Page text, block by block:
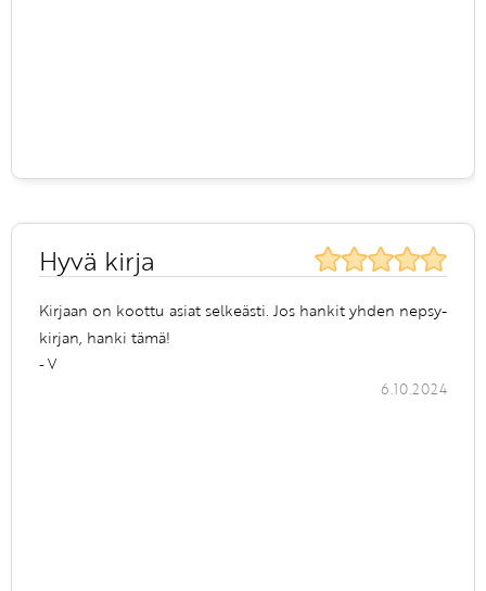
Hyvä kirja
Kirjaan on koottu asiat selkeästi. Jos hankit yhden nepsy-
kirjan, hanki tämä!
- V
6.10.2024